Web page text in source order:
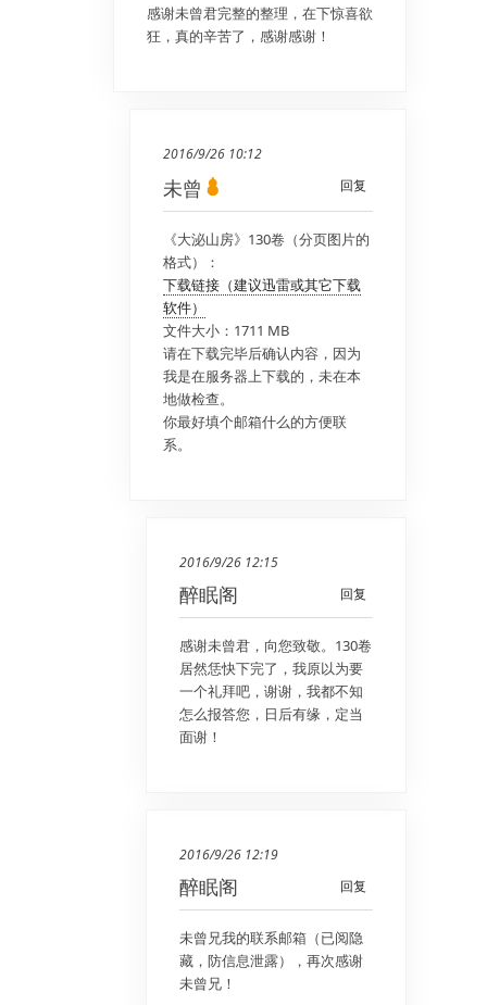
感谢未曾君完整的整理，在下惊喜欲
狂，真的辛苦了，感谢感谢！
2016/9/26 10:12
回复
未曾
《大泌山房》130卷（分页图片的
格式）：
下载链接（建议迅雷或其它下载
软件）
文件大小：1711 MB
请在下载完毕后确认内容，因为
我是在服务器上下载的，未在本
地做检查。
你最好填个邮箱什么的方便联
系。
2016/9/26 12:15
回复
醉眠阁
感谢未曾君，向您致敬。130卷
居然恁快下完了，我原以为要
一个礼拜吧，谢谢，我都不知
怎么报答您，日后有缘，定当
面谢！
2016/9/26 12:19
回复
醉眠阁
未曾兄我的联系邮箱（已阅隐
藏，防信息泄露），再次感谢
未曾兄！